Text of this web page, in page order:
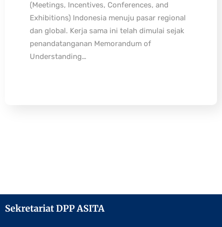
(Meetings, Incentives, Conferences, and
Exhibitions) Indonesia menuju pasar regional
dan global. Kerja sama ini telah dimulai sejak
penandatanganan Memorandum of
Understanding…
Sekretariat DPP ASITA